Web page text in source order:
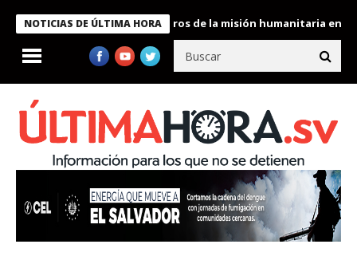
NOTICIAS DE ÚLTIMA HORA
Bukele condecora a miembros de la misión humanitaria enviada